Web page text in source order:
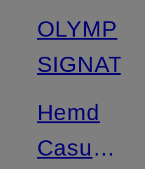
Zertifiziert
OLYMP
Hemd
Casual